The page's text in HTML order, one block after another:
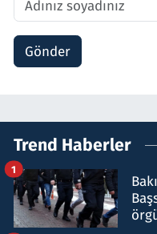
Gönder
Trend Haberler
1